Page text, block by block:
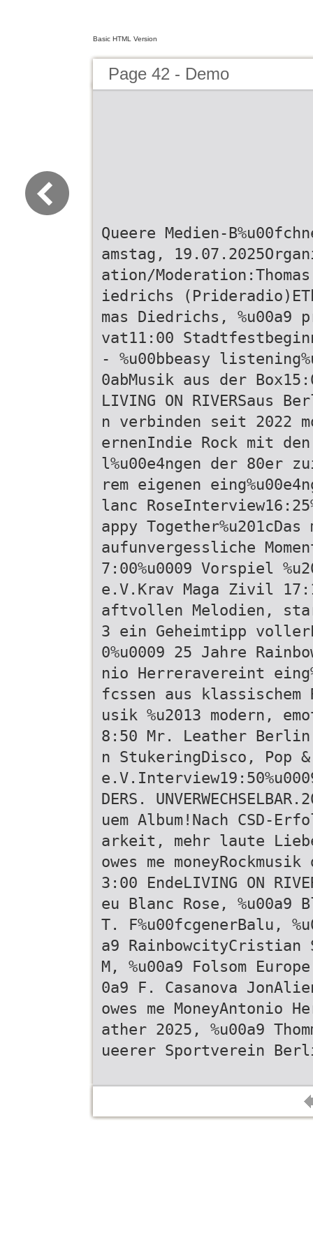
Basic HTML Version
Page 42 - Demo
Queere Medien-
amstag,
ation/
iedrichs
mas Diedrichs, %u00a9
vat11:00
- %u00bbeasy
0abMusik aus der
LIVING ON RIVERSaus
n verbinden seit 2022
ernenIndie Rock mit
l%u00e4ngen der 80er
rem eigenen
lanc
appy
aufunvergessliche
7:00%u0009 Vorspiel
e.V.Krav Maga Zivil
aftvollen Melodien,
3 ein Geheimtipp
0%u0009 25 Jahre
nio Herreravereint
fcssen aus klassischem
usik %u2013 modern,
8:50 Mr. Leather Berlin
n StukeringDisco, Pop &
DERS.
uem Album!Nach CSD-
arkeit, mehr laute
owes me
3:00 EndeLIVING ON
eu Blanc Rose, %u00a9
T. F%u00fcgenerBalu,
a9 RainbowcityCristian
M, %u00a9 Folsom
0a9 F. Casanova
owes me MoneyAntonio
ather 2025, %u00a9